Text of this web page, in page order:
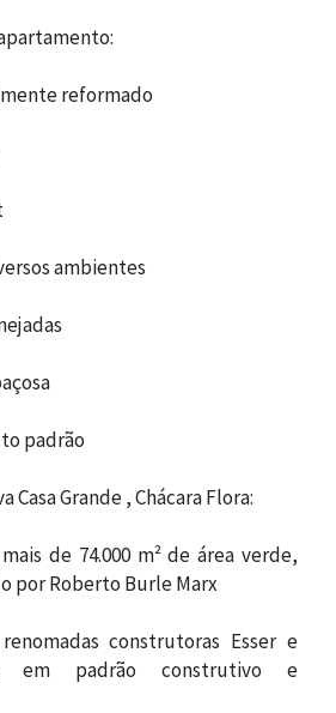
reformado
ambientes
padrão
Casa Grande , Chácara Flora:
de 74.000 m² de área verde,
por Roberto Burle Marx
construtoras Esser e
em padrão construtivo e